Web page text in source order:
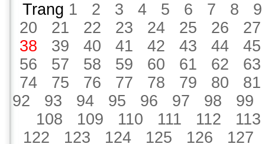
Trang 1 2 3 4 5 6 7 8
9
20
21 22 23 24 25 26
27
38
39 40 41 42 43 44
45
56
57 58 59 60 61 62
63
74
75 76 77 78 79 80
81
92
93 94 95 96 97 98
99
108
109 110 111 112
113
122
123 124 125 126
127